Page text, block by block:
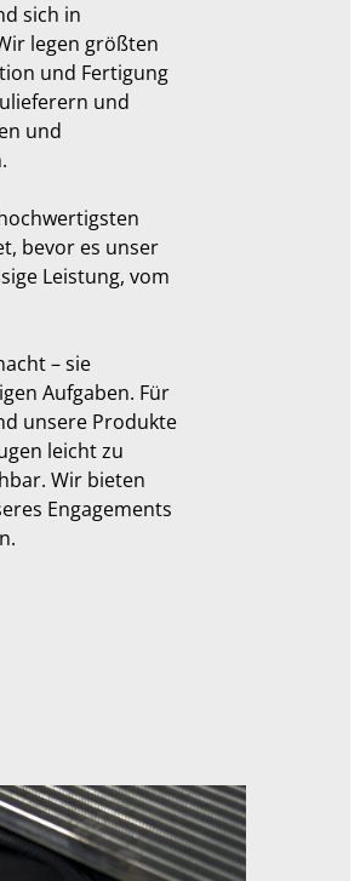
sich in
legen größten
und Fertigung
und
und
bevor es unser
Leistung, vom
– sie
Aufgaben. Für
unsere Produkte
leicht zu
Wir bieten
Engagements